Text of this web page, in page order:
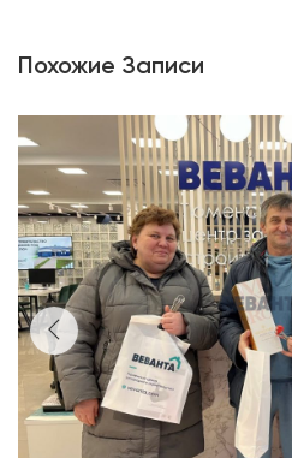
Похожие Записи